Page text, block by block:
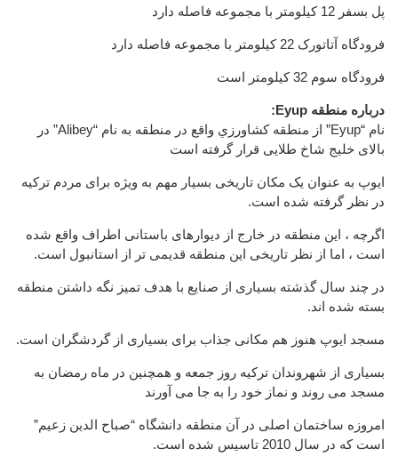
پل بسفر 12 کیلومتر با مجموعه فاصله دارد
فرودگاه آتاتورک 22 کیلومتر با مجموعه فاصله دارد
فرودگاه سوم 32 کیلومتر است
درباره منطقه Eyup:
نام “Eyup” از منطقه كشاورزي واقع در منطقه به نام “Alibey” در
بالای خلیج شاخ طلایی قرار گرفته است
ایوپ به عنوان یک مکان تاریخی بسیار مهم به ویژه برای مردم ترکیه
در نظر گرفته شده است.
اگرچه ، این منطقه در خارج از دیوارهای باستانی اطراف واقع شده
است ، اما از نظر تاریخی این منطقه قدیمی تر از استانبول است.
در چند سال گذشته بسیاری از صنایع با هدف تمیز نگه داشتن منطقه
بسته شده اند.
مسجد ایوپ هنوز هم مکانی جذاب برای بسیاری از گردشگران است.
بسیاری از شهروندان ترکیه روز جمعه و همچنین در ماه رمضان به
مسجد می روند و نماز خود را به جا می آورند
امروزه ساختمان اصلی در آن منطقه دانشگاه “صباح الدین زعیم”
است که در سال 2010 تاسیس شده است.